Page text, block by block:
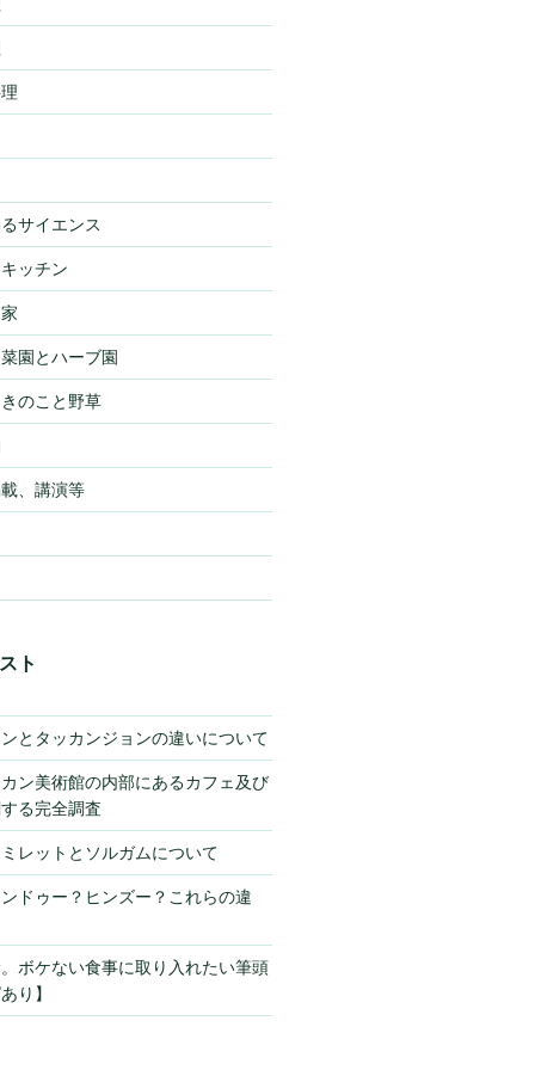
サイエンス
ッチン
園とハーブ園
のこと野草
、講演等
ト
とタッカンジョンの違いについて
カン美術館の内部にあるカフェ及び
る完全調査
ミレットとソルガムについて
ドゥー？ヒンズー？これらの違
ボケない食事に取り入れたい筆頭
り】